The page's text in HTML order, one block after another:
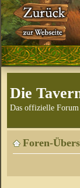
Die
Das offizielle
Foren-